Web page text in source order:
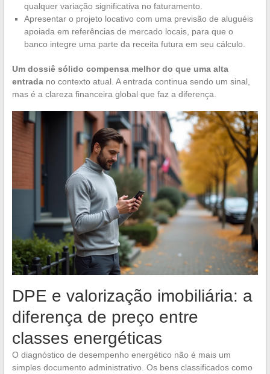
qualquer variação significativa no faturamento.
Apresentar o projeto locativo com uma previsão de aluguéis
apoiada em referências de mercado locais, para que o
banco integre uma parte da receita futura em seu cálculo.
Um dossiê sólido compensa melhor do que uma alta
entradano contexto atual. A entrada continua sendo um sinal,
mas é a clareza financeira global que faz a diferença.
DPE e valorização imobiliária: a
diferença de preço entre
classes energéticas
O diagnóstico de desempenho energético não é mais um
simples documento administrativo. Os bens classificados como